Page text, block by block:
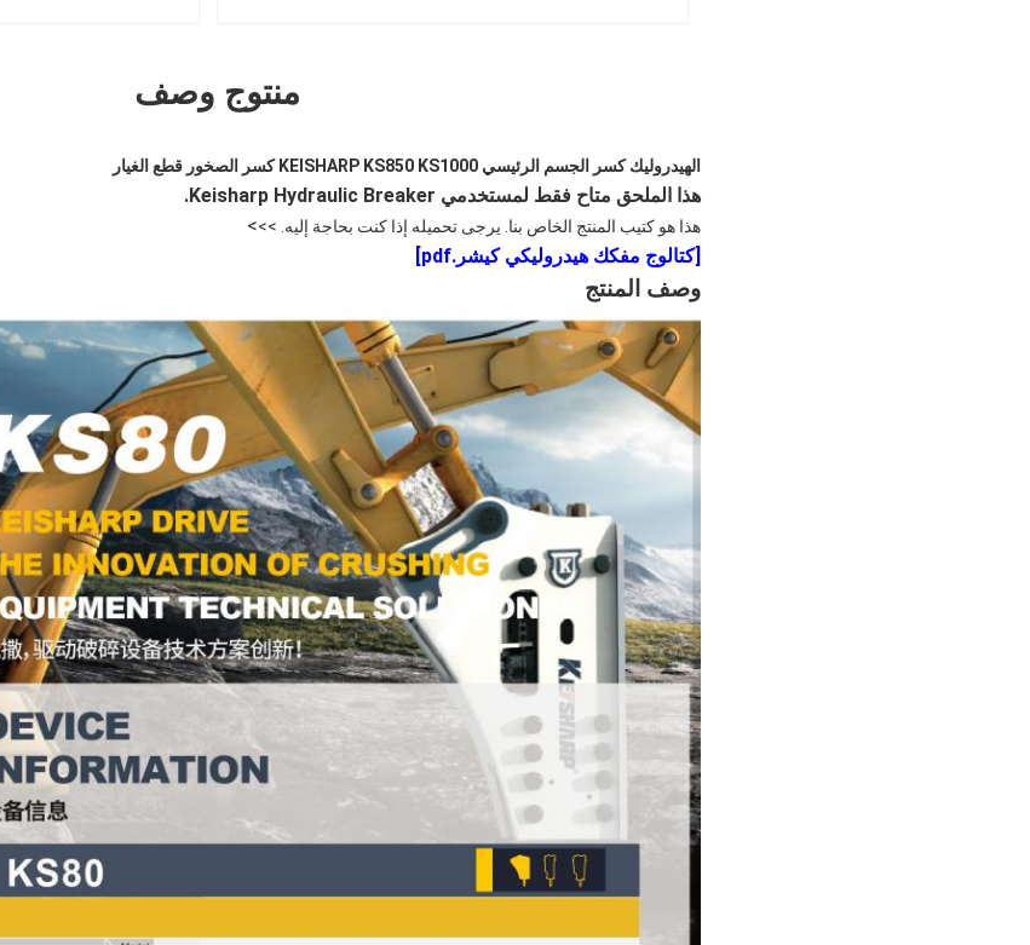
منتوج وصف
الهيدروليك كسر الجسم الرئيسي KEISHARP KS850 KS1000 كسر الصخور قطع الغيار
هذا الملحق متاح فقط لمستخدمي Keisharp Hydraulic Breaker.
هذا هو كتيب المنتج الخاص بنا. يرجى تحميله إذا كنت بحاجة إليه. >>>
[كتالوج مفكك هيدروليكي كيشر.pdf ]
وصف المنتج